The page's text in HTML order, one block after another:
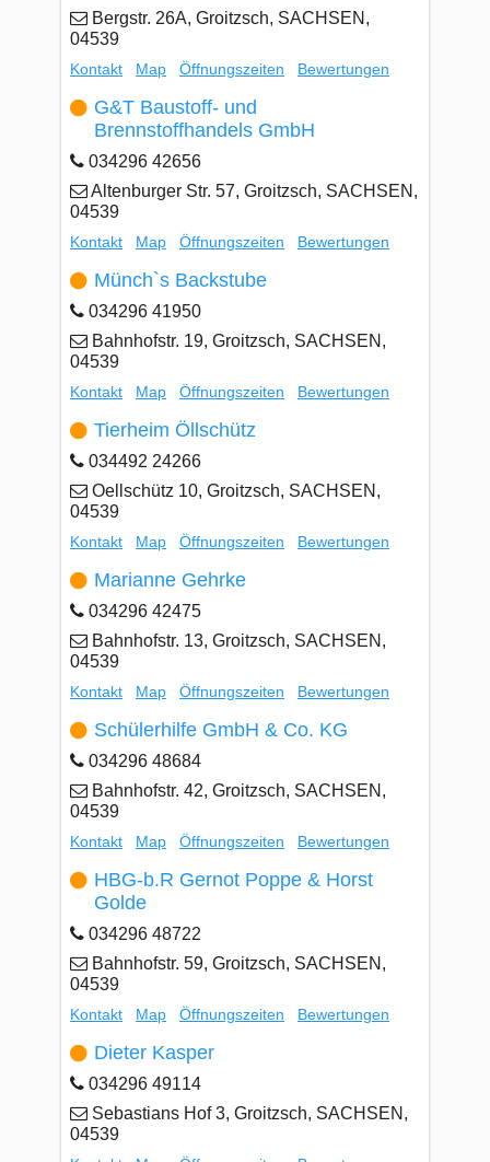
Bergstr. 26A, Groitzsch, SACHSEN,
04539
Kontakt Map Öffnungszeiten Bewertungen
G&T Baustoff- und
Brennstoffhandels GmbH
034296 42656
Altenburger Str. 57, Groitzsch, SACHSEN,
04539
Kontakt Map Öffnungszeiten Bewertungen
Münch`s Backstube
034296 41950
Bahnhofstr. 19, Groitzsch, SACHSEN,
04539
Kontakt Map Öffnungszeiten Bewertungen
Tierheim Öllschütz
034492 24266
Oellschütz 10, Groitzsch, SACHSEN,
04539
Kontakt Map Öffnungszeiten Bewertungen
Marianne Gehrke
034296 42475
Bahnhofstr. 13, Groitzsch, SACHSEN,
04539
Kontakt Map Öffnungszeiten Bewertungen
Schülerhilfe GmbH & Co. KG
034296 48684
Bahnhofstr. 42, Groitzsch, SACHSEN,
04539
Kontakt Map Öffnungszeiten Bewertungen
HBG-b.R Gernot Poppe & Horst
Golde
034296 48722
Bahnhofstr. 59, Groitzsch, SACHSEN,
04539
Kontakt Map Öffnungszeiten Bewertungen
Dieter Kasper
034296 49114
Sebastians Hof 3, Groitzsch, SACHSEN,
04539